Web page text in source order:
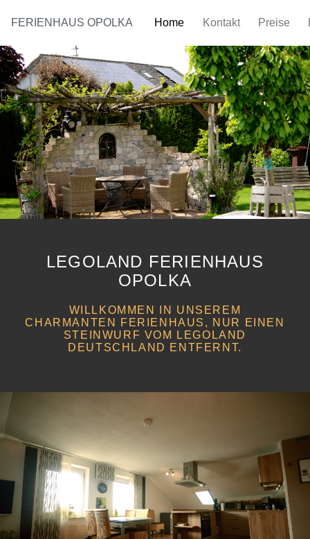
FERIENHAUS OPOLKA Home Kontakt Preise
LEGOLAND FERIENHAUS
OPOLKA
WILLKOMMEN IN UNSEREM
CHARMANTEN FERIENHAUS, NUR EINEN
STEINWURF VOM LEGOLAND
DEUTSCHLAND ENTFERNT.